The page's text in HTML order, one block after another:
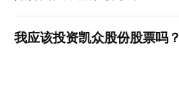
我应该投资凯众股份股票吗？